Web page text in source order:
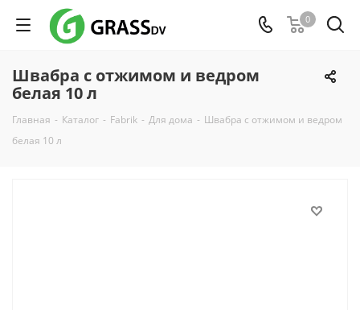
0
Швабра с отжимом и ведром
белая 10 л
Главная - Каталог - Fabrik - Для дома - Швабра с отжимом и ведром
белая 10 л